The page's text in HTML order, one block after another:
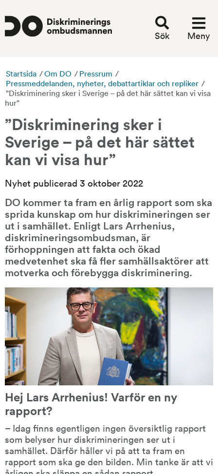
Sök Meny
Startsida /Om DO / Pressrum /
Pressmeddelanden, nyheter, debattartiklar och repliker /
”Diskriminering sker i Sverige – på det här sättet kan vi visa
hur”
”Diskriminering sker i
Sverige – på det här sättet
kan vi visa hur”
Nyhet publicerad 3 oktober 2022
DO kommer ta fram en årlig rapport som ska
sprida kunskap om hur diskrimineringen ser
ut i samhället. Enligt Lars Arrhenius,
diskrimineringsombudsman, är
förhoppningen att fakta och ökad
medvetenhet ska få fler samhällsaktörer att
motverka och förebygga diskriminering.
Hej Lars Arrhenius! Varför en ny
rapport?
– Idag finns egentligen ingen översiktlig rapport
som belyser hur diskrimineringen ser ut i
samhället. Därför håller vi på att ta fram en
rapport som ska ge den bilden. Min tanke är att vi